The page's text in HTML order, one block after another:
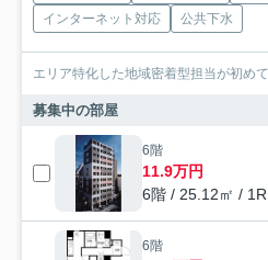
インターネット対応
公共下水
エリア特化した地域密着型担当が初め
募集中の部屋
6階
11.9万円
6階 / 25.12㎡ / 1R
6階